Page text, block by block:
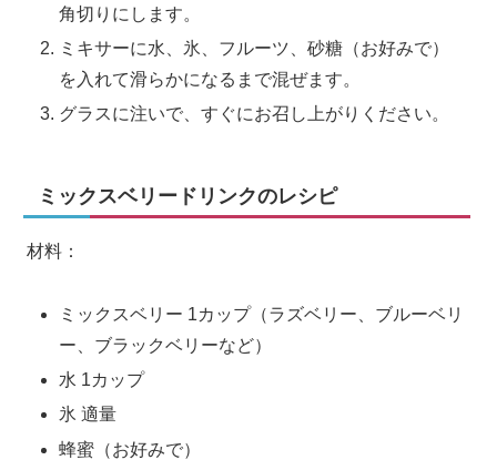
角切りにします。
ミキサーに水、氷、フルーツ、砂糖（お好みで）
を入れて滑らかになるまで混ぜます。
グラスに注いで、すぐにお召し上がりください。
ミックスベリードリンクのレシピ
材料：
ミックスベリー 1カップ（ラズベリー、ブルーベリ
ー、ブラックベリーなど）
水 1カップ
氷 適量
蜂蜜（お好みで）